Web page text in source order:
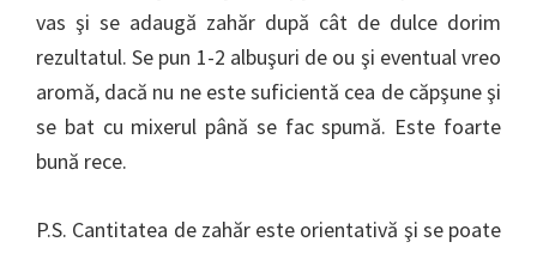
vas şi se adaugă zahăr după cât de dulce dorim
rezultatul. Se pun 1-2 albuşuri de ou şi eventual vreo
aromă, dacă nu ne este suficientă cea de căpşune şi
se bat cu mixerul până se fac spumă. Este foarte
bună rece.
P.S. Cantitatea de zahăr este orientativă şi se poate